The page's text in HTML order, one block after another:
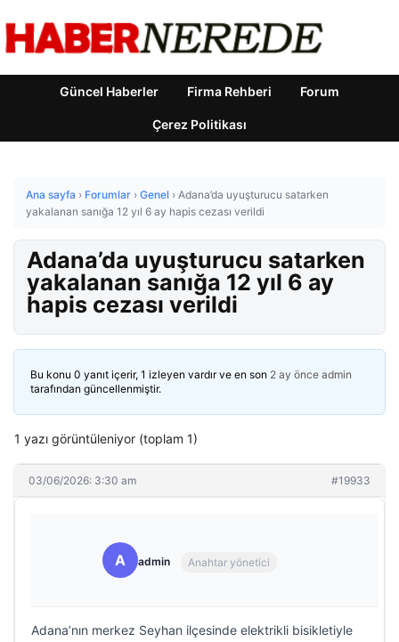
Güncel Haberler Firma Rehberi Forum
Çerez Politikası
Ana sayfa › Forumlar › Genel › Adana’da uyuşturucu satarken
yakalanan sanığa 12 yıl 6 ay hapis cezası verildi
Adana’da uyuşturucu satarken
yakalanan sanığa 12 yıl 6 ay
hapis cezası verildi
Bu konu 0 yanıt içerir, 1 izleyen vardır ve en son 2 ay önce admin
tarafından güncellenmiştir.
1 yazı görüntüleniyor (toplam 1)
03/06/2026: 3:30 am #19933
A admin Anahtar yönetici
Adana’nın merkez Seyhan ilçesinde elektrikli bisikletiyle